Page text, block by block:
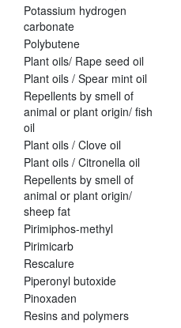
Potassium hydrogen
carbonate
Polybutene
Plant oils/ Rape seed oil
Plant oils / Spear mint oil
Repellents by smell of
animal or plant origin/ fish
oil
Plant oils / Clove oil
Plant oils / Citronella oil
Repellents by smell of
animal or plant origin/
sheep fat
Pirimiphos-methyl
Pirimicarb
Rescalure
Piperonyl butoxide
Pinoxaden
Resins and polymers